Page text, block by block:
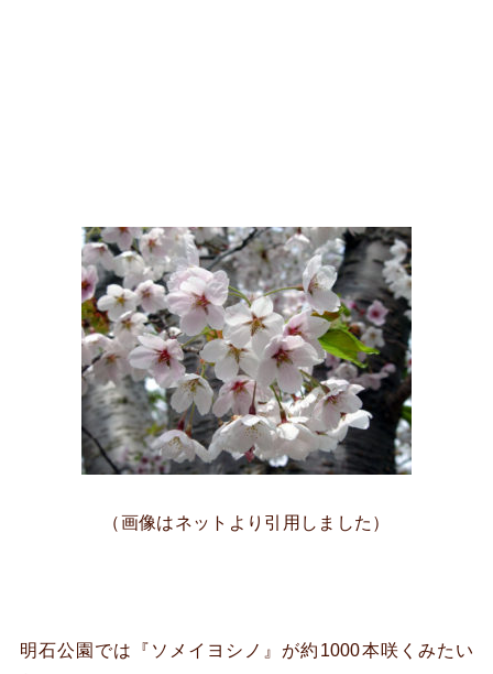
（画像はネットより引用しました）
明石公園では『ソメイヨシノ』が約1000本咲くみたい